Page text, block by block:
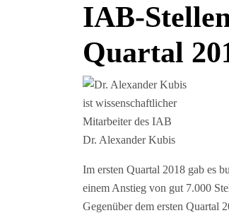
IAB-
Quartal
Dr. Alexander Kubis
Im ersten Quartal 2018 gab es
einem Anstieg von gut 7.000
Gegenüber dem ersten Quartal